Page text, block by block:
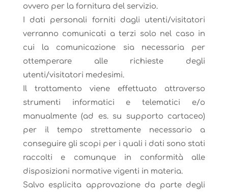
ovvero per la fornitura del servizio.
I dati personali forniti dagli utenti/visitatori
verranno comunicati a terzi solo nel caso in
cui la comunicazione sia necessaria per
ottemperare alle richieste degli
utenti/visitatori medesimi.
Il trattamento viene effettuato attraverso
strumenti informatici e telematici e/o
manualmente (ad es. su supporto cartaceo)
per il tempo strettamente necessario a
conseguire gli scopi per i quali i dati sono stati
raccolti e comunque in conformità alle
disposizioni normative vigenti in materia.
Salvo esplicita approvazione da parte degli